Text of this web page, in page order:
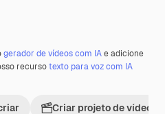
gerador de vídeos com IAe adicione
recursotexto para voz com IA
Criar projeto de vídeo